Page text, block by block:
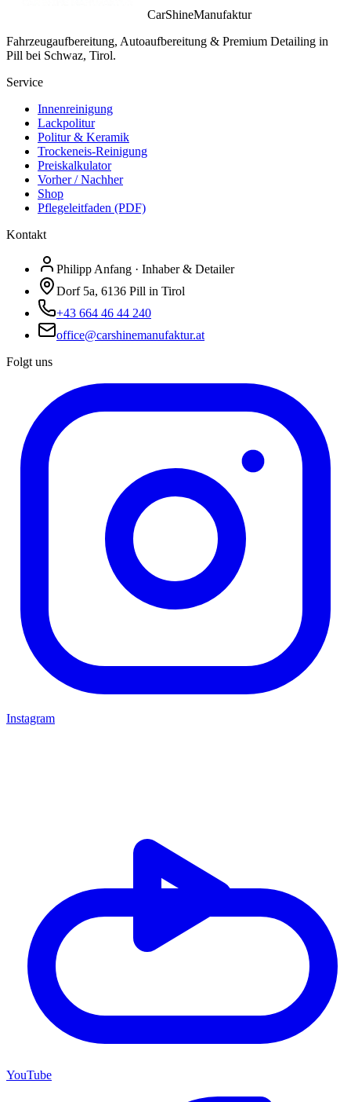
CarShineManufaktur
Fahrzeugaufbereitung, Autoaufbereitung & Premium Detailing in
Pill bei Schwaz, Tirol.
Service
Innenreinigung
Lackpolitur
Politur & Keramik
Trockeneis-Reinigung
Preiskalkulator
Vorher / Nachher
Shop
Pflegeleitfaden (PDF)
Kontakt
Philipp Anfang · Inhaber & Detailer
Dorf 5a, 6136 Pill in Tirol
+43 664 46 44 240
office@carshinemanufaktur.at
Folgt uns
Instagram
YouTube